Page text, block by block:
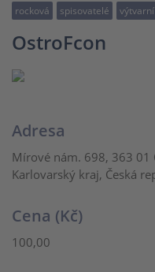
rocková
spisovatelé
OstroFcon
Adresa
Mírové nám. 698, 363 01
Karlovarský kraj, Česká
Cena (Kč)
100,00